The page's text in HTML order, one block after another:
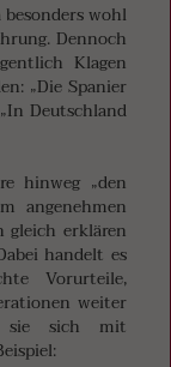
wohl
Dennoch
Klagen
„Die Spanier
Deutschland
hinweg „den
angenehmen
gleich erklären
handelt es
Vorurteile,
weiter
sie sich mit